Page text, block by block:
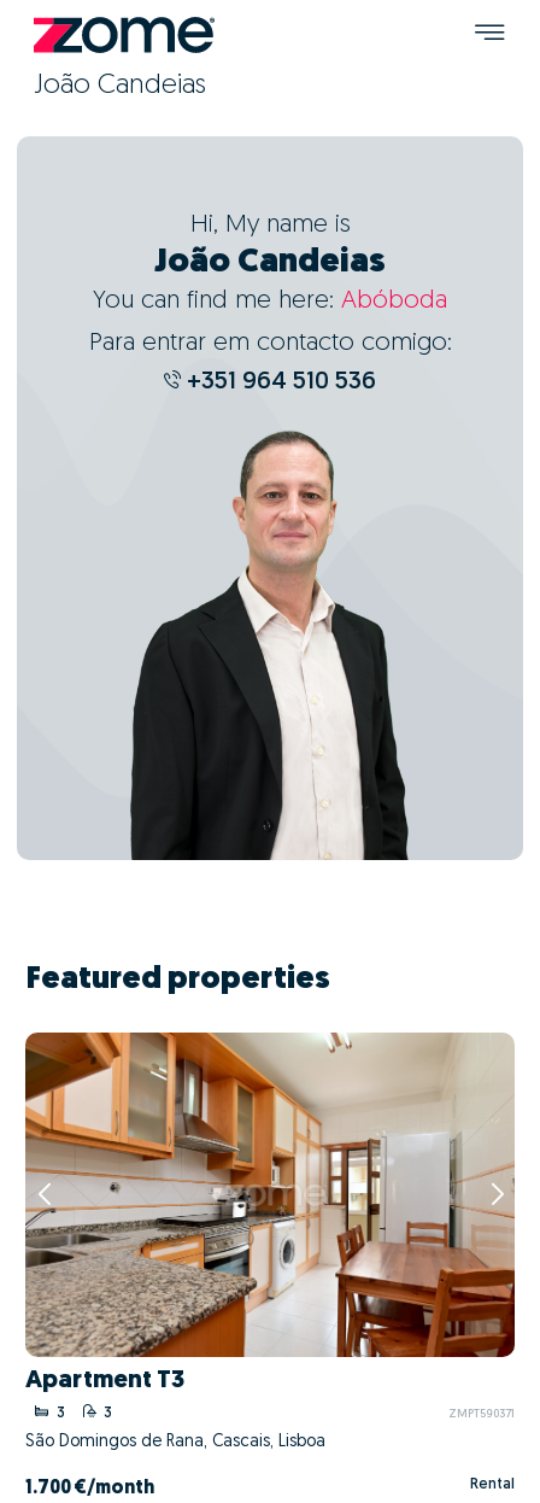
João Candeias
Hi, My name is
João Candeias
You can find me here: Abóboda
Para entrar em contacto comigo:
+351 964 510 536
Featured properties
Apartment T3
3 3 ZMPT590371
São Domingos de Rana, Cascais, Lisboa
1.700 €/month Rental